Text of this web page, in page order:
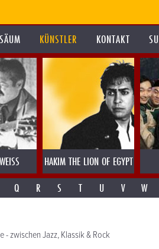
KÜNSTLER KONTAKT
HAKIM THE LION OF EGYPT
Q R S T U V W
- zwischen Jazz, Klassik & Rock